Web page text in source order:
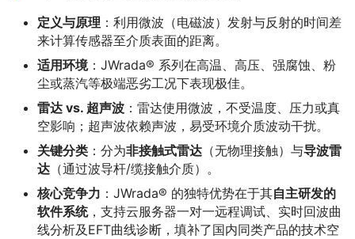
定义与原理 ：利用微波（电磁波）发射与反射的时间差
来计算传感器至介质表面的距离。
适用环境：JWrada® 系列在高温、高压、强腐蚀、粉
尘或蒸汽等极端恶劣工况下表现极佳。
雷达 vs. 超声波 ：雷达使用微波，不受温度、压力或真
空影响；超声波依赖声波，易受环境介质波动干扰。
关键分类 ：分为非接触式雷达 （无物理接触）与导波雷
达 （通过波导杆/缆接触介质）。
核心竞争力 ：JWrada® 的独特优势在于其自主研发的
软件系统，支持云服务器一对一远程调试、实时回波曲
线分析及EFT曲线诊断，填补了国内同类产品的技术空